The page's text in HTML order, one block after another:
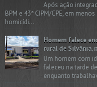
Após ação
BPM e 43ª CIPM/CPE, em
homicídi...
Homem falece
rural de Silvânia,
Um homem com
faleceu na tarde
enquanto